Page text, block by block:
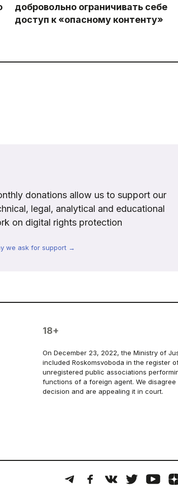
добровольно ограничивать себе
доступ к «опасному контенту»
donations allow us to support our
legal, analytical and educational
on digital rights protection
we ask for support →
18+
On December 23, 2022, the Ministry of
included Roskomsvoboda in the register
unregistered public associations
functions of a foreign agent. We disagree
decision and are appealing it in court.